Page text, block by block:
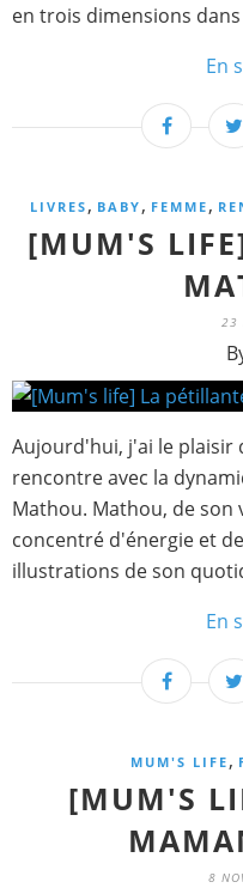
en trois dimensions
En
LIVRES, BABY, FEMME,
[MUM'S
23
Aujourd'hui, j'ai le plaisir
rencontre avec la
Mathou. Mathou, de son
concentré d'énergie et
illustrations de son
En
MUM'S LIFE,
[MUM'S
8